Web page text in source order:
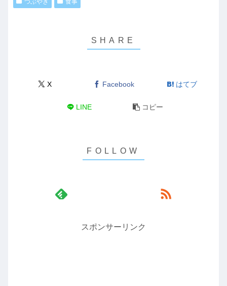
つぶやき 食事
X Facebook はてブ
LINE コピー
スポンサーリンク